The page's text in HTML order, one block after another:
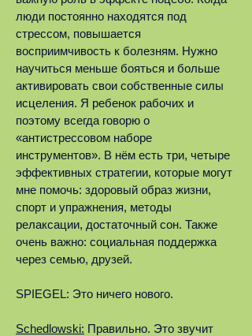
люди постоянно находятся под
стрессом, повышается
восприимчивость к болезням. Нужно
научиться меньше бояться и больше
активировать свои собственные силы
исцеления. Я ребенок рабочих и
поэтому всегда говорю о
«антистрессовом наборе
инструментов». В нём есть три, четыре
эффективных стратегии, которые могут
мне помочь: здоровый образ жизни,
спорт и упражнения, методы
релаксации, достаточный сон. Также
очень важно: социальная поддержка
через семью, друзей.
SPIEGEL: Это ничего нового.
Schedlowski: Правильно. Это звучит